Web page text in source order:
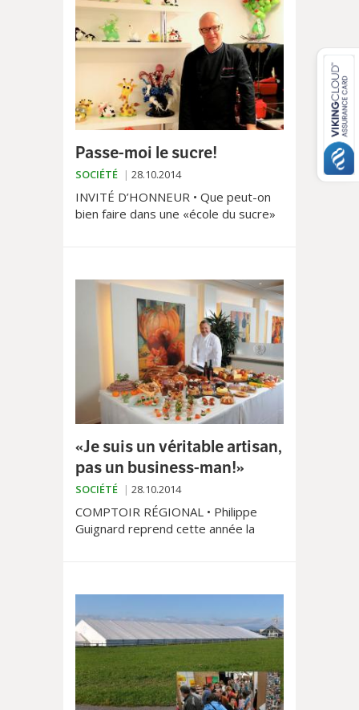
Passe-moi le sucre!
SOCIÉTÉ 28.10.2014
INVITÉ D’HONNEUR • Que peut-on
bien faire dans une «école du sucre»
d’Echallens, à Essertines-sur-
Yverdon. Reportage.
«Je suis un véritable artisan,
pas un business-man!»
SOCIÉTÉ 28.10.2014
COMPTOIR RÉGIONAL • Philippe
Guignard reprend cette année la
pour ce passionné que la maladie a
forcé à se reconsidérer.